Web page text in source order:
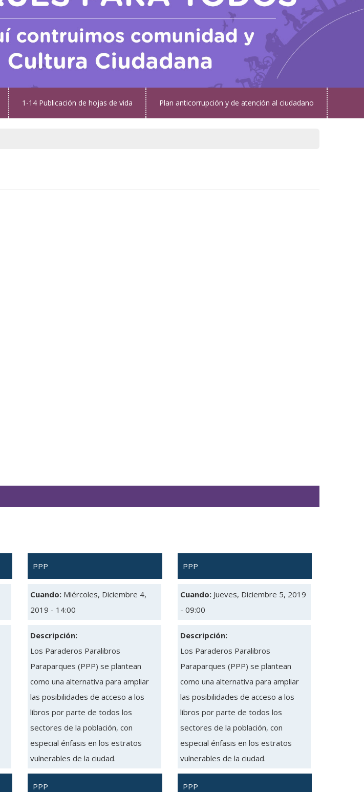
1-14 Publicación de hojas de vida Plan anticorrupción y de atención al ciudadano
PPP
Cuando: Miércoles, Diciembre 4,
2019 - 14:00
Descripción:
Los Paraderos Paralibros
Paraparques (PPP) se plantean
como una alternativa para ampliar
las posibilidades de acceso a los
libros por parte de todos los
sectores de la población, con
especial énfasis en los estratos
vulnerables de la ciudad.
PPP
Cuando: Jueves, Diciembre 5, 2019
- 09:00
Descripción:
Los Paraderos Paralibros
Paraparques (PPP) se plantean
como una alternativa para ampliar
las posibilidades de acceso a los
libros por parte de todos los
sectores de la población, con
especial énfasis en los estratos
vulnerables de la ciudad.
PPP PPP